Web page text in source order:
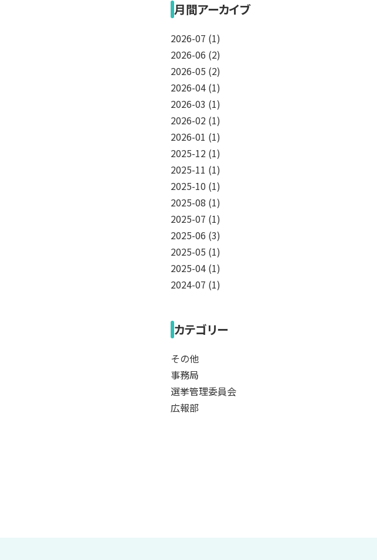
月間アーカイブ
2026-07 (1)
2026-06 (2)
2026-05 (2)
2026-04 (1)
2026-03 (1)
2026-02 (1)
2026-01 (1)
2025-12 (1)
2025-11 (1)
2025-10 (1)
2025-08 (1)
2025-07 (1)
2025-06 (3)
2025-05 (1)
2025-04 (1)
2024-07 (1)
カテゴリー
その他
事務局
選挙管理委員会
広報部